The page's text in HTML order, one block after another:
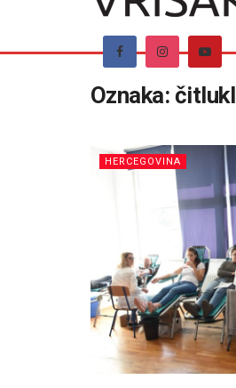
Oznaka: čitlukl
HERCEGOVINA